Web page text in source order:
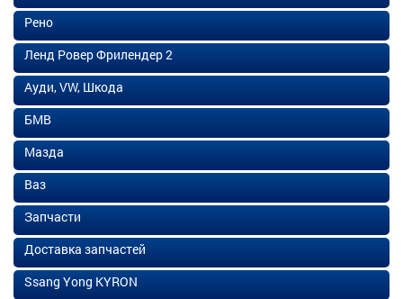
Рено
Ленд Ровер Фрилендер 2
Ауди, VW, Шкода
БМВ
Мазда
Ваз
Запчасти
Доставка запчастей
Ssang Yong KYRON